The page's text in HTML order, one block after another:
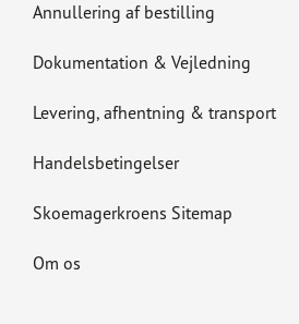
Annullering af bestilling
Dokumentation & Vejledning
Levering, afhentning & transport
Handelsbetingelser
Skoemagerkroens Sitemap
Om os